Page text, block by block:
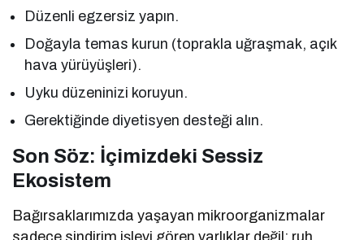
Düzenli egzersiz yapın.
Doğayla temas kurun (toprakla uğraşmak, açık
hava yürüyüşleri).
Uyku düzeninizi koruyun.
Gerektiğinde diyetisyen desteği alın.
Son Söz: İçimizdeki Sessiz
Ekosistem
Bağırsaklarımızda yaşayan mikroorganizmalar
sadece sindirim işlevi gören varlıklar değil; ruh